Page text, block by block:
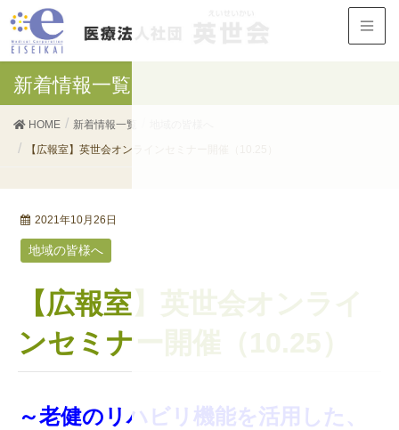
新着情報一覧
HOME 新着情報一覧
【広報室】英世会オンラインセミナー開催（10.25）
2021年10月26日
地域の皆様へ
【広報室】英世会オンライ
ンセミナー開催（10.25）
～老健のリハビリ機能を活用した、